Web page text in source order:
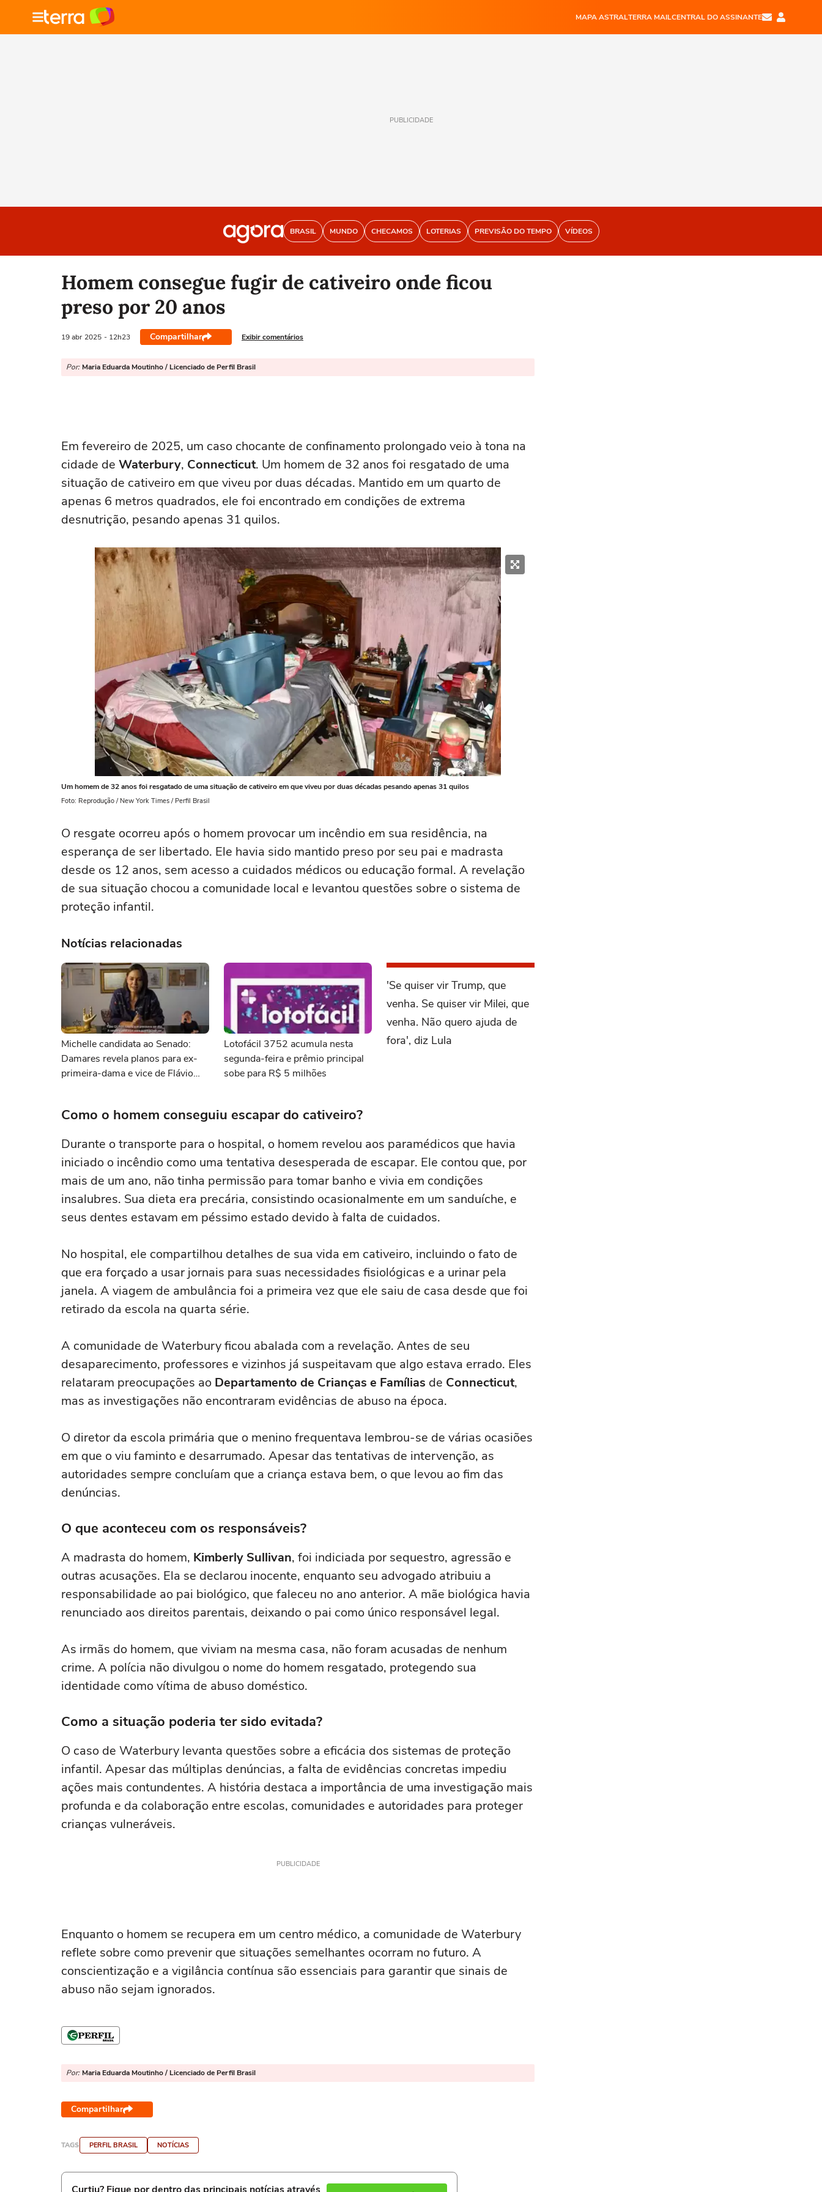
MAPA ASTRALTERRA MAILCENTRAL DO ASSINANTE
PUBLICIDADE
BRASIL MUNDO CHECAMOS LOTERIAS PREVISÃO DO TEMPO VÍDEOS
Homem consegue fugir de cativeiro onde ficou
preso por 20 anos
19 abr 2025 - 12h23 Compartilhar Exibir comentários
Por: Maria Eduarda Moutinho / Licenciado de Perfil Brasil
Em fevereiro de 2025, um caso chocante de confinamento prolongado veio à tona na
cidade de Waterbury, Connecticut. Um homem de 32 anos foi resgatado de uma
situação de cativeiro em que viveu por duas décadas. Mantido em um quarto de
apenas 6 metros quadrados, ele foi encontrado em condições de extrema
desnutrição, pesando apenas 31 quilos.
Um homem de 32 anos foi resgatado de uma situação de cativeiro em que viveu por duas décadas pesando apenas 31 quilos
Foto: Reprodução / New York Times / Perfil Brasil
O resgate ocorreu após o homem provocar um incêndio em sua residência, na
esperança de ser libertado. Ele havia sido mantido preso por seu pai e madrasta
desde os 12 anos, sem acesso a cuidados médicos ou educação formal. A revelação
de sua situação chocou a comunidade local e levantou questões sobre o sistema de
proteção infantil.
Notícias relacionadas
Michelle candidata ao Senado:
Damares revela planos para ex-
primeira-dama e vice de Flávio
Lotofácil 3752 acumula nesta
segunda-feira e prêmio principal
sobe para R$ 5 milhões
'Se quiser vir Trump, que
venha. Se quiser vir Milei, que
venha. Não quero ajuda de
fora', diz Lula
Como o homem conseguiu escapar do cativeiro?
Durante o transporte para o hospital, o homem revelou aos paramédicos que havia
iniciado o incêndio como uma tentativa desesperada de escapar. Ele contou que, por
mais de um ano, não tinha permissão para tomar banho e vivia em condições
insalubres. Sua dieta era precária, consistindo ocasionalmente em um sanduíche, e
seus dentes estavam em péssimo estado devido à falta de cuidados.
No hospital, ele compartilhou detalhes de sua vida em cativeiro, incluindo o fato de
que era forçado a usar jornais para suas necessidades fisiológicas e a urinar pela
janela. A viagem de ambulância foi a primeira vez que ele saiu de casa desde que foi
retirado da escola na quarta série.
A comunidade de Waterbury ficou abalada com a revelação. Antes de seu
desaparecimento, professores e vizinhos já suspeitavam que algo estava errado. Eles
relataram preocupações ao Departamento de Crianças e Famílias de Connecticut,
mas as investigações não encontraram evidências de abuso na época.
O diretor da escola primária que o menino frequentava lembrou-se de várias ocasiões
em que o viu faminto e desarrumado. Apesar das tentativas de intervenção, as
autoridades sempre concluíam que a criança estava bem, o que levou ao fim das
denúncias.
O que aconteceu com os responsáveis?
A madrasta do homem, Kimberly Sullivan, foi indiciada por sequestro, agressão e
outras acusações. Ela se declarou inocente, enquanto seu advogado atribuiu a
responsabilidade ao pai biológico, que faleceu no ano anterior. A mãe biológica havia
renunciado aos direitos parentais, deixando o pai como único responsável legal.
As irmãs do homem, que viviam na mesma casa, não foram acusadas de nenhum
crime. A polícia não divulgou o nome do homem resgatado, protegendo sua
identidade como vítima de abuso doméstico.
Como a situação poderia ter sido evitada?
O caso de Waterbury levanta questões sobre a eficácia dos sistemas de proteção
infantil. Apesar das múltiplas denúncias, a falta de evidências concretas impediu
ações mais contundentes. A história destaca a importância de uma investigação mais
profunda e da colaboração entre escolas, comunidades e autoridades para proteger
crianças vulneráveis.
PUBLICIDADE
Enquanto o homem se recupera em um centro médico, a comunidade de Waterbury
reflete sobre como prevenir que situações semelhantes ocorram no futuro. A
conscientização e a vigilância contínua são essenciais para garantir que sinais de
abuso não sejam ignorados.
Por: Maria Eduarda Moutinho / Licenciado de Perfil Brasil
Compartilhar
TAGS PERFIL BRASIL NOTÍCIAS